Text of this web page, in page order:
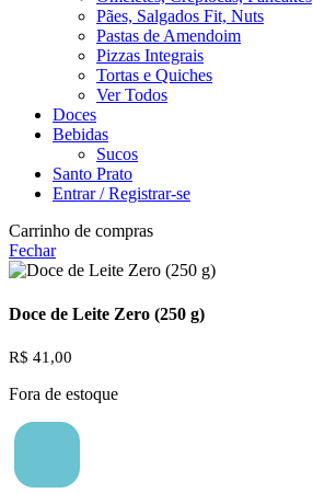
Pães, Salgados Fit, Nuts
Pastas de Amendoim
Pizzas Integrais
Tortas e Quiches
Ver Todos
Doces
Bebidas
Sucos
Santo Prato
Entrar / Registrar-se
Carrinho de compras
Fechar
Doce de Leite Zero (250 g)
R$ 41,00
Fora de estoque